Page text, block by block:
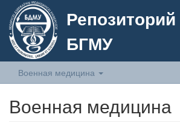
Репозиторий
БГМУ
Военная медицина
Военная медицина